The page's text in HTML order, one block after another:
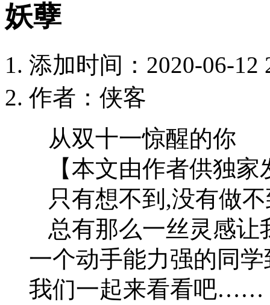
妖孽
添加时间：2020-06-12
作者：侠客
从双十一惊醒的你
【本文由作者供独
只有想不到,没有做
总有那么一丝灵感
一个动手能力强的同
我们一起来看看吧……